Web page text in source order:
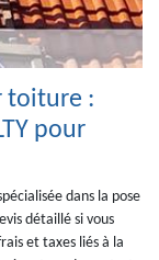
toiture :
pour
dans la pose
détaillé si vous
et taxes liés à la